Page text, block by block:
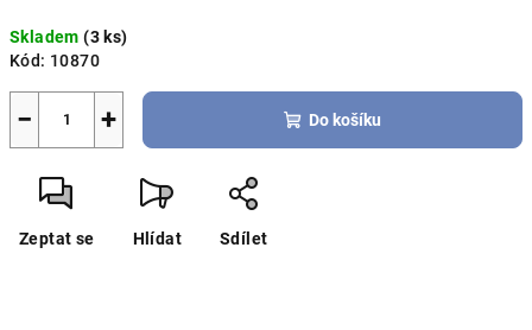
cena:
Skladem(3 ks)
Kód: 10870
+
− Do košíku
Zeptat se Hlídat Sdílet